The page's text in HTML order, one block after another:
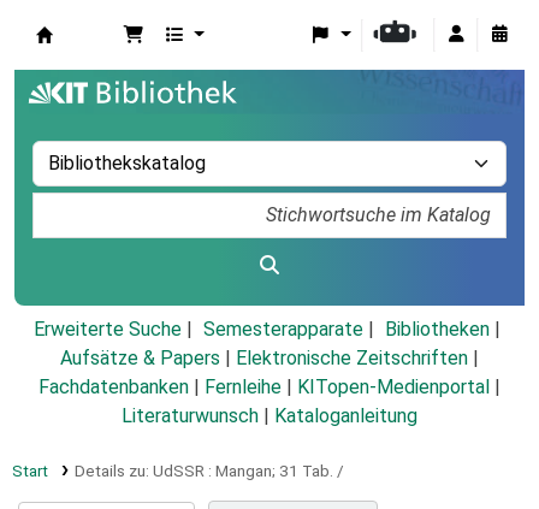
Erweiterte Suche Semesterapparate
Bibliotheken
Aufsätze & Papers
Elektronische Zeitschriften
Fachdatenbanken
Fernleihe KITopen-Medienportal
Literaturwunsch
Kataloganleitung
Start Details zu: UdSSR : Mangan; 31 Tab. /